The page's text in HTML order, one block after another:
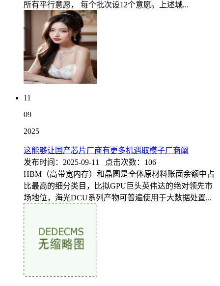
所有平行意愿， 每个批次设12个意愿。上述城...
11
09
2025
这能够让国产芯片厂商有更多机遇取模子厂商阐
发布时间：2025-09-11 点击次数：106
HBM（高带宽内存）和晶圆是全体原材料账面余额中占
比最高的细分类目，比拟GPU巨头英伟达的绝对领先市
场地位，海光DCU系列产物可普遍使用于大数据处置...